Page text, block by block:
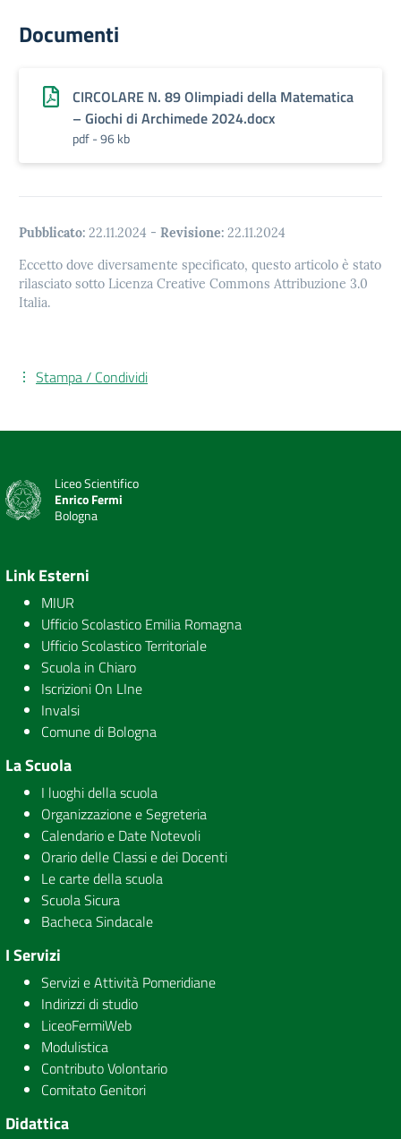
Documenti
CIRCOLARE N. 89 Olimpiadi della Matematica
– Giochi di Archimede 2024.docx
pdf - 96 kb
Pubblicato: 22.11.2024 - Revisione: 22.11.2024
Eccetto dove diversamente specificato, questo articolo è stato
rilasciato sotto Licenza Creative Commons Attribuzione 3.0
Italia.
Stampa / Condividi
Liceo Scientifico
Enrico Fermi
Bologna
Link Esterni
MIUR
Ufficio Scolastico Emilia Romagna
Ufficio Scolastico Territoriale
Scuola in Chiaro
Iscrizioni On LIne
Invalsi
Comune di Bologna
La Scuola
I luoghi della scuola
Organizzazione e Segreteria
Calendario e Date Notevoli
Orario delle Classi e dei Docenti
Le carte della scuola
Scuola Sicura
Bacheca Sindacale
I Servizi
Servizi e Attività Pomeridiane
Indirizzi di studio
LiceoFermiWeb
Modulistica
Contributo Volontario
Comitato Genitori
Didattica